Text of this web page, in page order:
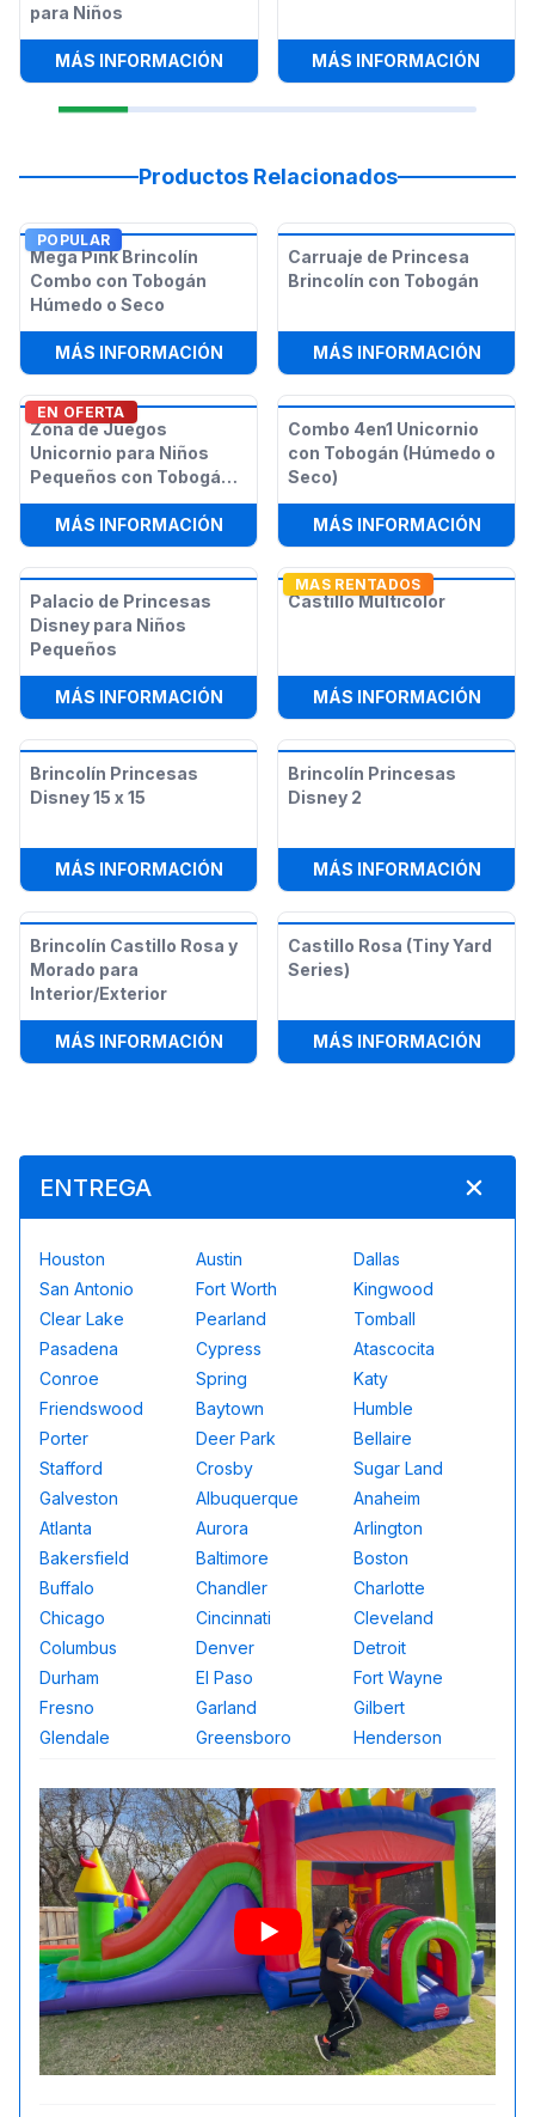
para Niños
MÁS INFORMACIÓN: 1 MESA RECTANGULAR PARA
MÁS INFORMACIÓN
Productos Relacionados
POPULAR
Mega Pink Brincolín
Combo con Tobogán
Húmedo o Seco
MÁS INFORMACIÓN: MEGA PINK BRINCOLÍN COMBO
Carruaje de Princesa
Brincolín con Tobogán
MÁS INFORMACIÓN:
EN OFERTA
Zona de Juegos
Unicornio para Niños
Pequeños con Tobogán
Seco o Húmedo
MÁS INFORMACIÓN: ZONA DE JUEGOS UNICORNIO
Combo 4en1 Unicornio
con Tobogán (Húmedo o
Seco)
MÁS INFORMACIÓN:
Palacio de Princesas
Disney para Niños
Pequeños
MÁS INFORMACIÓN: PALACIO DE PRINCESAS DISNEY
MAS RENTADOS
Castillo Multicolor
MÁS INFORMACIÓN:
Brincolín Princesas
Disney 15 x 15
MÁS INFORMACIÓN: BRINCOLÍN PRINCESAS DISNEY 15
Brincolín Princesas
Disney 2
MÁS INFORMACIÓN:
Brincolín Castillo Rosa y
Morado para
Interior/Exterior
MÁS INFORMACIÓN: BRINCOLÍN CASTILLO ROSA Y
Castillo Rosa (Tiny Yard
Series)
MÁS INFORMACIÓN:
ENTREGA
Houston Austin
Dallas
San Antonio
Fort Worth
Kingwood
Clear Lake
Pearland
Tomball
Pasadena
Cypress
Atascocita
Conroe
Spring
Katy
Friendswood
Baytown
Humble
Porter
Deer Park
Bellaire
Stafford
Crosby
Sugar Land
Galveston
Albuquerque
Anaheim
Atlanta
Aurora
Arlington
Bakersfield
Baltimore
Boston
Buffalo
Chandler
Charlotte
Chicago
Cincinnati
Cleveland
Columbus
Denver
Detroit
Durham
El Paso
Fort Wayne
Fresno
Garland
Gilbert
Glendale
Greensboro Henderson